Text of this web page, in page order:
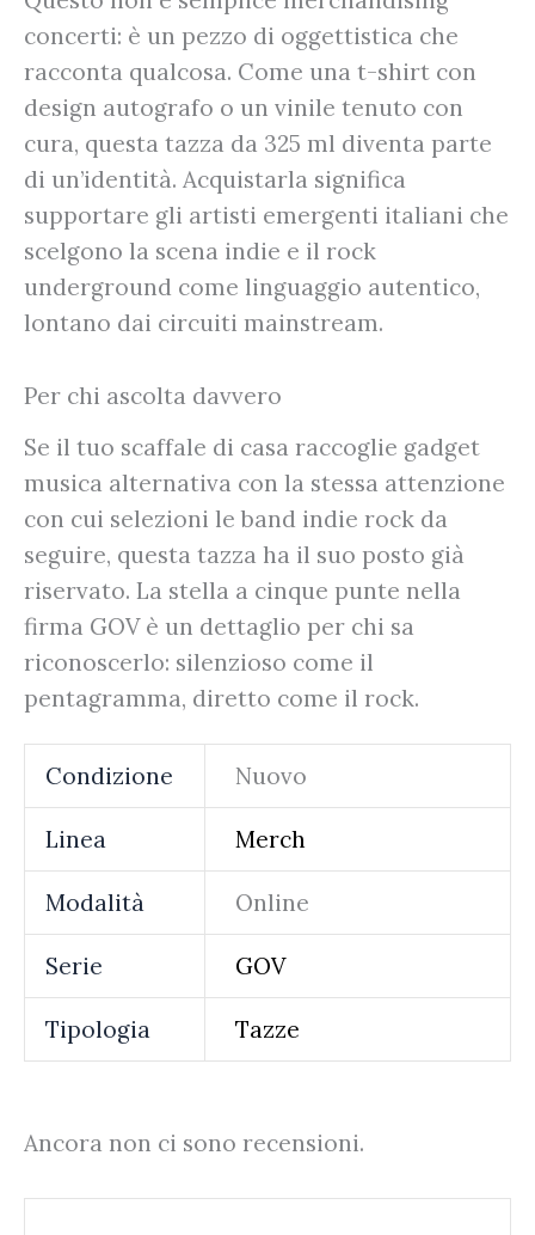
concerti: è un pezzo di oggettistica che
racconta qualcosa. Come una t-shirt con
design autografo o un vinile tenuto con
cura, questa tazza da 325 ml diventa parte
di un’identità. Acquistarla significa
supportare gli artisti emergenti italiani che
scelgono la scena indie e il rock
underground come linguaggio autentico,
lontano dai circuiti mainstream.
Per chi ascolta davvero
Se il tuo scaffale di casa raccoglie gadget
musica alternativa con la stessa attenzione
con cui selezioni le band indie rock da
seguire, questa tazza ha il suo posto già
riservato. La stella a cinque punte nella
firma GOV è un dettaglio per chi sa
riconoscerlo: silenzioso come il
pentagramma, diretto come il rock.
Condizione Nuovo
Linea Merch
Modalità Online
Serie GOV
Tipologia Tazze
Ancora non ci sono recensioni.